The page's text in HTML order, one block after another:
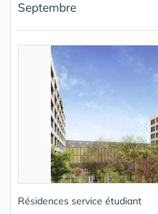
Septembre
Résidences service étudiant